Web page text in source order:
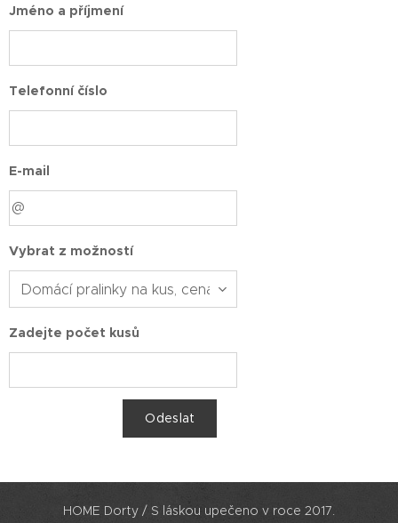
Jméno a příjmení
Telefonní číslo
E-mail
Vybrat z možností
Zadejte počet kusů
Odeslat
HOME Dorty / S láskou upečeno v roce 2017.